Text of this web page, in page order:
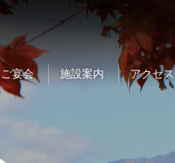
ご宴会 施設案内 アクセス